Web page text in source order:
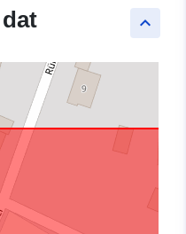
keyboard_arrow_up